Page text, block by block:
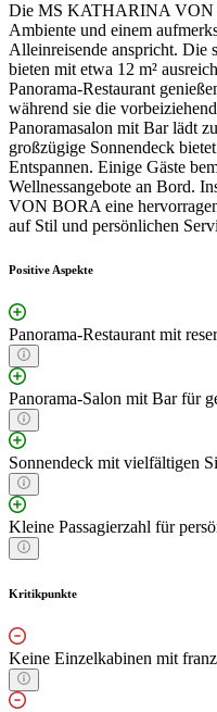
Die MS KATHARINA VON
Ambiente und einem
Alleinreisende anspricht. Die
bieten mit etwa 12 m²
Panorama-Restaurant
während sie die
Panoramasalon mit Bar lädt
großzügige Sonnendeck
Entspannen. Einige Gäste
Wellnessangebote an Bord.
VON BORA eine
auf Stil und persönlichen
Positive Aspekte
Panorama-Restaurant mit
Panorama-Salon mit Bar für
Sonnendeck mit vielfältigen
Kleine Passagierzahl für
Kritikpunkte
Keine Einzelkabinen mit